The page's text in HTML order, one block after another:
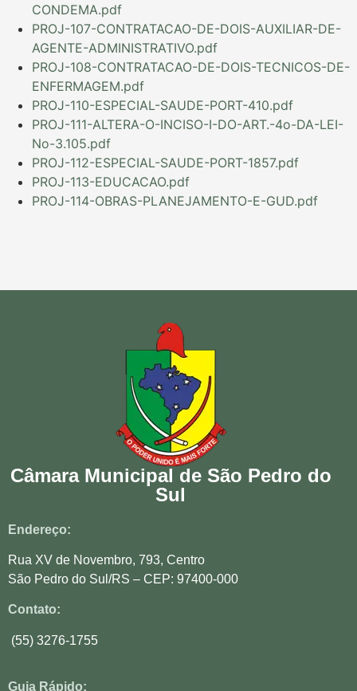
CONDEMA.pdf
PROJ-107-CONTRATACAO-DE-DOIS-AUXILIAR-DE-
AGENTE-ADMINISTRATIVO.pdf
PROJ-108-CONTRATACAO-DE-DOIS-TECNICOS-DE-
ENFERMAGEM.pdf
PROJ-110-ESPECIAL-SAUDE-PORT-410.pdf
PROJ-111-ALTERA-O-INCISO-I-DO-ART.-4o-DA-LEI-
No-3.105.pdf
PROJ-112-ESPECIAL-SAUDE-PORT-1857.pdf
PROJ-113-EDUCACAO.pdf
PROJ-114-OBRAS-PLANEJAMENTO-E-GUD.pdf
Câmara Municipal de São Pedro do
Sul
Endereço:
Rua XV de Novembro, 793, Centro
São Pedro do Sul/RS – CEP: 97400-000
Contato:
(55) 3276-1755
Guia Rápido: